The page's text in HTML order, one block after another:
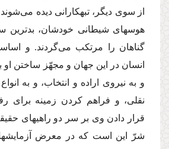
از سوى دیگر، تبهكارانى دیده
هوسهاى شیطانى خودشان، بدترین
گناهان را مرتكب مى‌گردند. و
انسان در این جهان و مجهّز ساختن او
و به نیروى اراده و انتخاب، و به
نقلى، و فراهم كردن زمینه براى
قرار دادن وى بر سر دو راهیهاى
شرّ این است كه در معرض